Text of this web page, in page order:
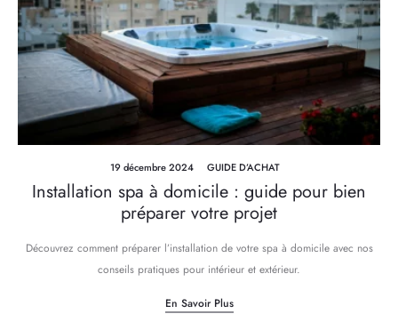
19 décembre 2024 GUIDE D’ACHAT
Installation spa à domicile : guide pour bien
préparer votre projet
Découvrez comment préparer l’installation de votre spa à domicile avec nos
conseils pratiques pour intérieur et extérieur.
En Savoir Plus